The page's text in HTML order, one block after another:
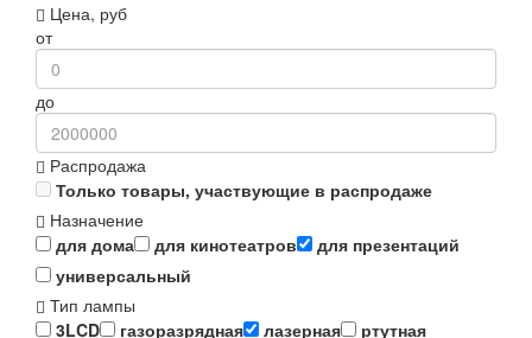
Цена, руб
от
до
Распродажа
Только товары, участвующие в распродаже
Назначение
для дома
для кинотеатров
для презентаций
универсальный
Тип лампы
3LCD
газоразрядная лазерная
ртутная